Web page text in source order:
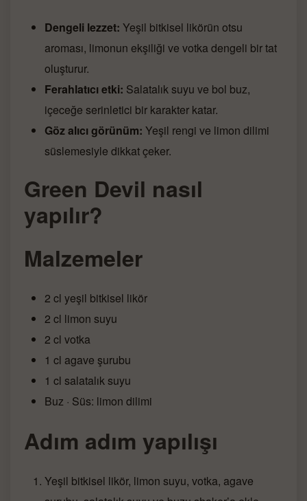
Dengeli lezzet: Yeşil bitkisel likörün otsu
aroması, limonun ekşiliği ve votka dengeli bir tat
oluşturur.
Ferahlatıcı etki: Salatalık suyu ve bol buz,
içeceğe serinletici bir karakter katar.
Göz alıcı görünüm: Yeşil rengi ve limon dilimi
süslemesiyle dikkat çeker.
Green Devil nasıl
yapılır?
Malzemeler
2 cl yeşil bitkisel likör
2 cl limon suyu
2 cl votka
1 cl agave şurubu
1 cl salatalık suyu
Buz · Süs: limon dilimi
Adım adım yapılışı
Yeşil bitkisel likör, limon suyu, votka, agave